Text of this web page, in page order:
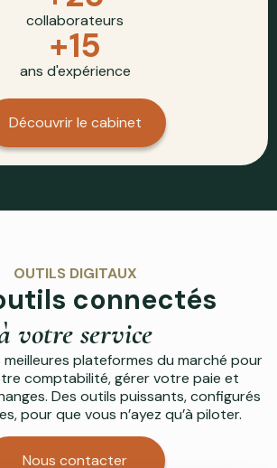
collaborateurs
ans d'expérience
+15
Découvrir le cabinet
OUTILS DIGITAUX
connectés
votre service
meilleures plateformes du marché pour
comptabilité, gérer votre paie et
Des outils puissants, configurés
pour que vous n’ayez qu’à piloter.
Nous contacter